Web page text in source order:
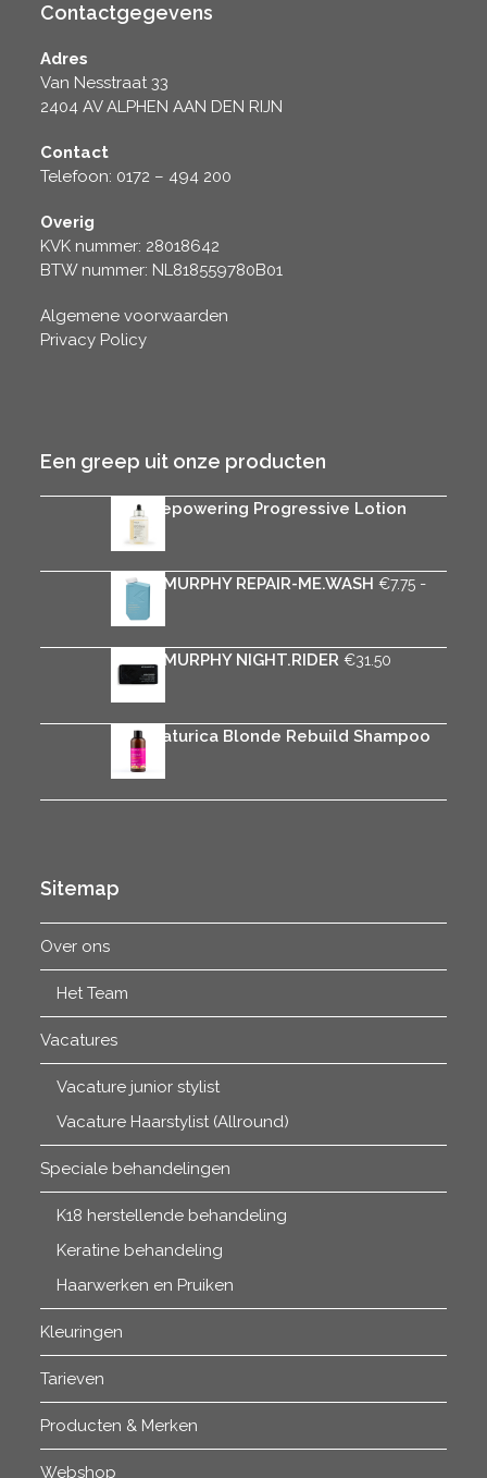
Contactgegevens
Adres
Van Nesstraat 33
2404 AV ALPHEN AAN DEN RIJN
Contact
Telefoon: 0172 – 494 200
Overig
KVK nummer: 28018642
BTW nummer: NL818559780B01
Algemene voorwaarden
Privacy Policy
Een greep uit onze producten
Rica Repowering Progressive Lotion
34.95
KEVIN.MURPHY REPAIR-ME.WASH €7.75 -
37.50
€7.75
tot
KEVIN.MURPHY NIGHT.RIDER €31.50
Rica Naturica Blonde Rebuild Shampoo
25.95
Sitemap
Over ons
Het Team
Vacatures
Vacature junior stylist
Vacature Haarstylist (Allround)
Speciale behandelingen
K18 herstellende behandeling
Keratine behandeling
Haarwerken en Pruiken
Kleuringen
Tarieven
Producten & Merken
Webshop